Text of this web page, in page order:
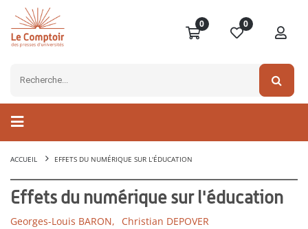
0 0
ACCUEIL EFFETS DU NUMÉRIQUE SUR L'ÉDUCATION
Effets du numérique sur l'éducation
Georges-Louis BARON, Christian DEPOVER